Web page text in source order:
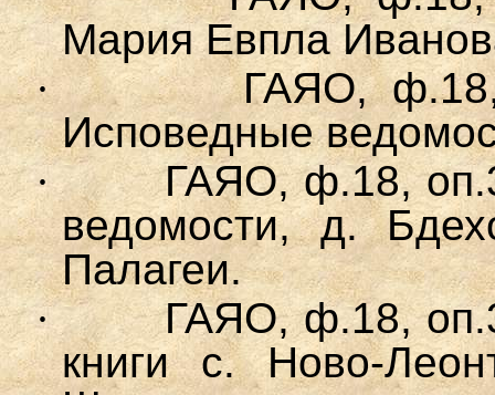
Мария Евпла
·
ГАЯО,
Исповедные
·
ГАЯО, ф.18, о
ведомости, д.
Палагеи.
·
ГАЯО, ф.18, о
книги с. Ново-